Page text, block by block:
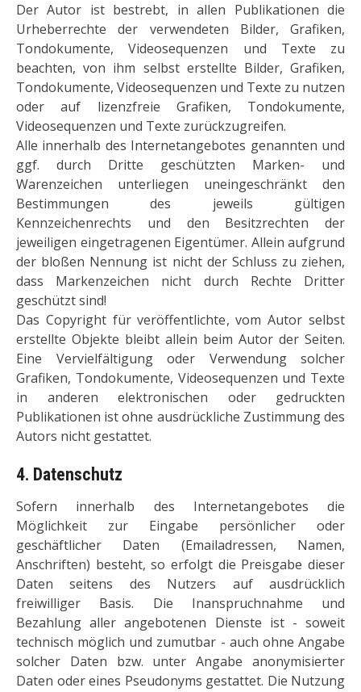
Der Autor ist bestrebt, in allen Publikationen die
Urheberrechte der verwendeten Bilder, Grafiken,
Tondokumente, Videosequenzen und Texte zu
beachten, von ihm selbst erstellte Bilder, Grafiken,
Tondokumente, Videosequenzen und Texte zu nutzen
oder auf lizenzfreie Grafiken, Tondokumente,
Videosequenzen und Texte zurückzugreifen.
Alle innerhalb des Internetangebotes genannten und
ggf. durch Dritte geschützten Marken- und
Warenzeichen unterliegen uneingeschränkt den
Bestimmungen des jeweils gültigen
Kennzeichenrechts und den Besitzrechten der
jeweiligen eingetragenen Eigentümer. Allein aufgrund
der bloßen Nennung ist nicht der Schluss zu ziehen,
dass Markenzeichen nicht durch Rechte Dritter
geschützt sind!
Das Copyright für veröffentlichte, vom Autor selbst
erstellte Objekte bleibt allein beim Autor der Seiten.
Eine Vervielfältigung oder Verwendung solcher
Grafiken, Tondokumente, Videosequenzen und Texte
in anderen elektronischen oder gedruckten
Publikationen ist ohne ausdrückliche Zustimmung des
Autors nicht gestattet.
4. Datenschutz
Sofern innerhalb des Internetangebotes die
Möglichkeit zur Eingabe persönlicher oder
geschäftlicher Daten (Emailadressen, Namen,
Anschriften) besteht, so erfolgt die Preisgabe dieser
Daten seitens des Nutzers auf ausdrücklich
freiwilliger Basis. Die Inanspruchnahme und
Bezahlung aller angebotenen Dienste ist - soweit
technisch möglich und zumutbar - auch ohne Angabe
solcher Daten bzw. unter Angabe anonymisierter
Daten oder eines Pseudonyms gestattet. Die Nutzung